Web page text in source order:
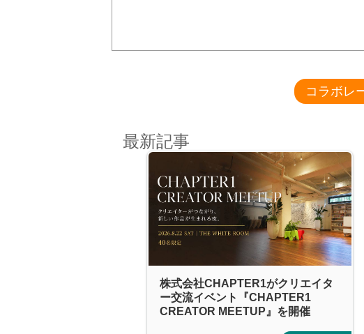
コラボレ
最新記事
株式会社CHAPTER1がクリエイタ
ー交流イベント『CHAPTER1
CREATOR MEETUP』を開催